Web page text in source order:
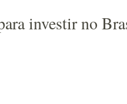
investir no